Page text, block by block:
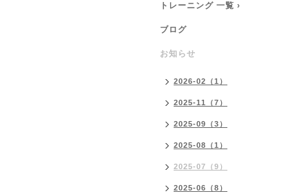
トレーニング 一覧 ›
ブログ
お知らせ
2026-02（1）
2025-11（7）
2025-09（3）
2025-08（1）
2025-07（9）
2025-06（8）